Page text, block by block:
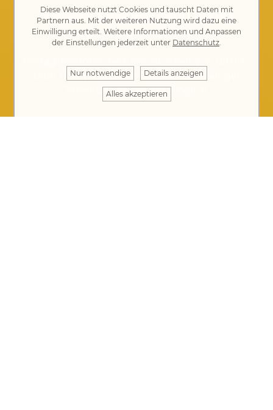
Montag bis Donnerstag von 8 bis 12 Uhr
Donnerstag auch 14 bis 17.30 Uhr
12:00 Uhr, Vorsprache nur mit rechtzeitiger
Terminvereinbarung möglich
Diese Webseite nutzt Cookies und tauscht Daten mit
Partnern aus. Mit der weiteren Nutzung wird dazu eine
Einwilligung erteilt. Weitere Informationen und Anpassen
der Einstellungen jederzeit unter Datenschutz.
Nur notwendige Details anzeigen
Alles akzeptieren